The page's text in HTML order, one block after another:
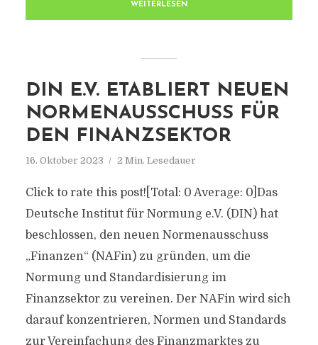
WEITERLESEN
DIN E.V. ETABLIERT NEUEN
NORMENAUSSCHUSS FÜR
DEN FINANZSEKTOR
16. Oktober 2023 2 Min. Lesedauer
Click to rate this post![Total: 0 Average: 0]Das
Deutsche Institut für Normung e.V. (DIN) hat
beschlossen, den neuen Normenausschuss
„Finanzen“ (NAFin) zu gründen, um die
Normung und Standardisierung im
Finanzsektor zu vereinen. Der NAFin wird sich
darauf konzentrieren, Normen und Standards
zur Vereinfachung des Finanzmarktes zu